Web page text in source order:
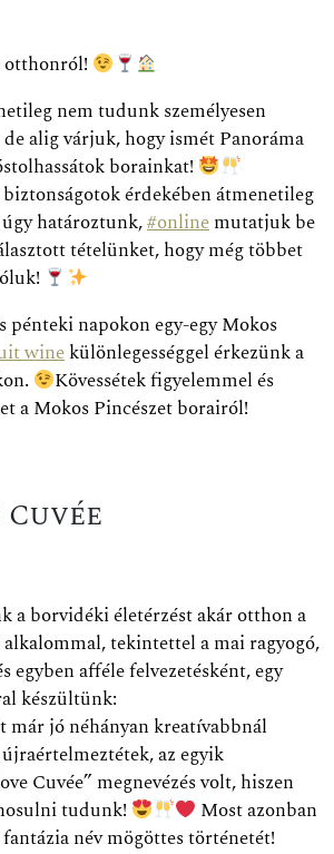
otthonról!
nem tudunk személyesen
alig várjuk, hogy ismét Panoráma
borainkat!
érdekében átmenetileg
határoztunk,#onlinemutatjuk be
tételünket, hogy még többet
pénteki napokon egy-egy Mokos
winekülönlegességgel érkezünk a
Kövessétek figyelemmel és
a Mokos Pincészet borairól!
a borvidéki életérzést akár otthon a
alkalommal, tekintettel a mai ragyogó,
egyben afféle felvezetésként, egy
készültünk:
már jó néhányan kreatívabbnál
az egyik
Cuvée” megnevézés volt, hiszen
tudunk!
Most azonban
név mögöttestörténetét!